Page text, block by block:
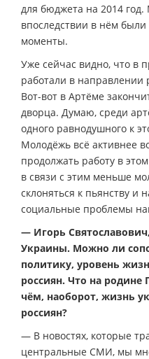
для бюджета на 2014
впоследствии в нём
моменты.
Уже сейчас видно, что в
работали в направлении
Вот-вот в Артёме
дворца. Думаю, среди
одного равнодушного к
Молодёжь всё активнее
продолжать работу в
в связи с этим меньше
склоняться к пьянству и
социальные проблемы
— Игорь
Украины. Можно ли
политику, уровень
россиян. Что на родине
чём, наоборот, жизнь
россиян?
— В новостях, которые
центральные СМИ, мы